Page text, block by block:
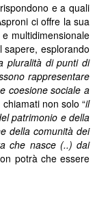
e a quali
ci offre la sua
multidimensionale
sapere, esplorando
pluralità di punti di
rappresentare
coesione sociale a
non solo “il
patrimonio e della
della comunità dei
che nasce (..) dai
potrà che essere